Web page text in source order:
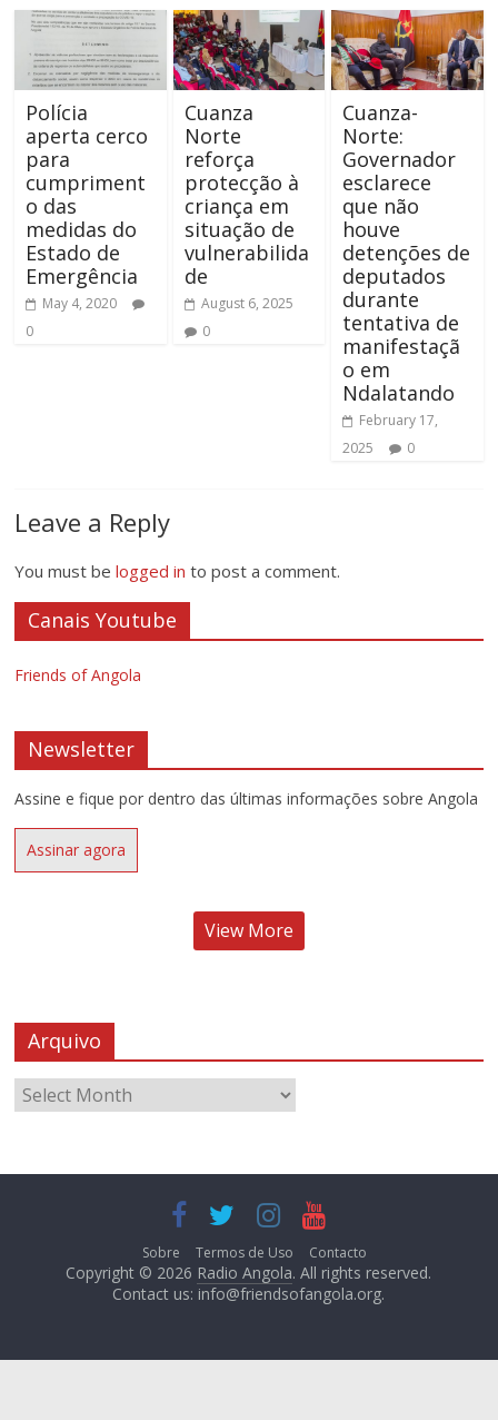
Polícia
aperta cerco
para
cumpriment
o das
medidas do
Estado de
Emergência
May 4, 2020
0
Cuanza
Norte
reforça
protecção à
criança em
situação de
vulnerabilida
de
August 6, 2025
0
Cuanza-
Norte:
Governador
esclarece
que não
houve
detenções de
deputados
durante
tentativa de
manifestaçã
o em
Ndalatando
February 17,
2025
0
Leave a Reply
You must belogged in to post a comment.
Canais Youtube
Friends of Angola
Newsletter
Assine e fique por dentro das últimas informações sobre Angola
Assinar agora
View More
Arquivo
Sobre Termos de Uso Contacto
Copyright © 2026 Radio Angola. All rights reserved.
Contact us: info@friendsofangola.org.